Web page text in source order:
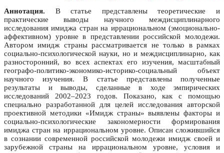
Аннотация. В статье представлены теоретические и
практические выводы научного междисциплинарного
исследования имиджа стран на иррациональном (эмоционально-
аффективном) уровне в представлении российской молодежи.
Автором имидж страны рассматривается не только в рамках
социально-психологической науки, но и междисциплинарно, как
разносторонний, во всех аспектах его изучения, масштабный
географо-политико-экономико-историко-социальный объект
научного изучения. В статье представлены полученные
результаты и выводы, сделанные в ходе эмпирических
исследований 2002–2023 годов. Показано, как с помощью
специально разработанной для целей исследования авторской
проективной методики «Имидж страны» выявлены факторы и
социально-психологические закономерности формирования
имиджа стран на иррациональном уровне. Описан сложившийся
в сознании современной российской молодежи имидж своей и
зарубежной страны на иррациональном уровне, условия и